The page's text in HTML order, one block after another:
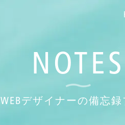
NOTES
WEBデザイナーの備忘録